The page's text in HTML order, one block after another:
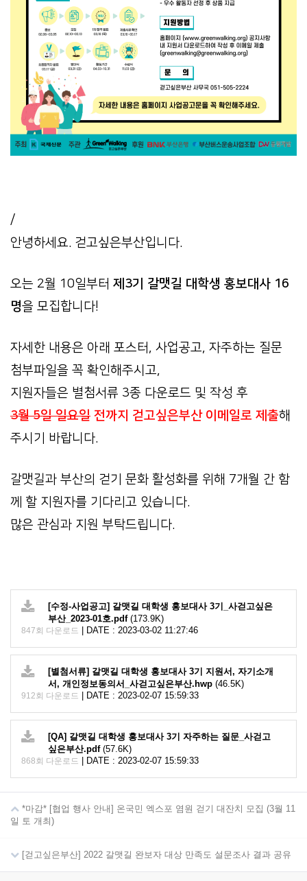
/
안녕하세요. 걷고싶은부산입니다.
오는 2월 10일부터 제3기 갈맷길 대학생 홍보대사 16
명을 모집합니다!
자세한 내용은 아래 포스터, 사업공고, 자주하는 질문
첨부파일을 꼭 확인해주시고,
지원자들은 별첨서류 3종 다운로드 및 작성 후
3월 5일 일요일 전까지 걷고싶은부산 이메일로 제출해
주시기 바랍니다.
갈맷길과 부산의 걷기 문화 활성화를 위해 7개월 간 함
께 할 지원자를 기다리고 있습니다.
많은 관심과 지원 부탁드립니다.
[수정-사업공고] 갈맷길 대학생 홍보대사 3기_사걷고싶은
부산_2023-01호.pdf(173.9K)
847회 다운로드 DATE : 2023-03-02 11:27:46
[별첨서류] 갈맷길 대학생 홍보대사 3기 지원서, 자기소개
서, 개인정보동의서_사걷고싶은부산.hwp (46.5K)
912회 다운로드 DATE : 2023-02-07 15:59:33
[QA] 갈맷길 대학생 홍보대사 3기 자주하는 질문_사걷고
싶은부산.pdf(57.6K)
868회 다운로드 DATE : 2023-02-07 15:59:33
*마감* [협업 행사 안내] 온국민 엑스포 염원 걷기 대잔치 모집 (3월 11
일 토 개최)
[걷고싶은부산] 2022 갈맷길 완보자 대상 만족도 설문조사 결과 공유